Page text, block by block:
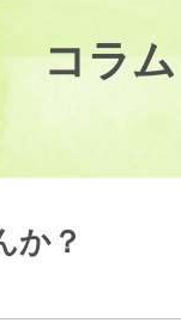
コラム
か？